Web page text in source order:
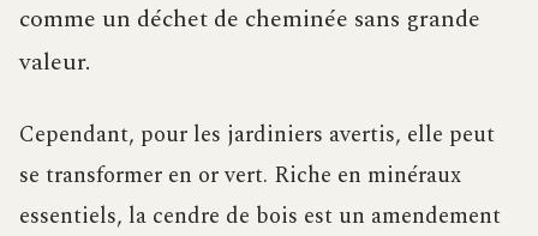
comme un déchet de cheminée sans grande
valeur.
Cependant, pour les jardiniers avertis, elle peut
se transformer en or vert. Riche en minéraux
essentiels, la cendre de bois est un amendement